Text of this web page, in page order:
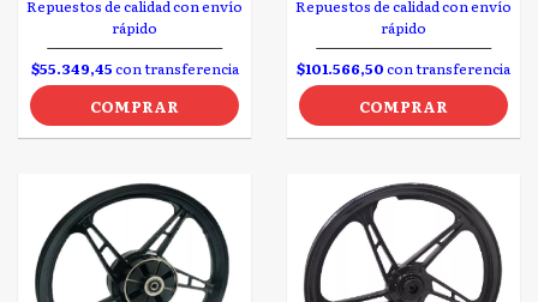
Repuestos de calidad con envío
rápido
$55.349,45con transferencia
COMPRAR
Repuestos de calidad con envío
rápido
$101.566,50con transferencia
COMPRAR